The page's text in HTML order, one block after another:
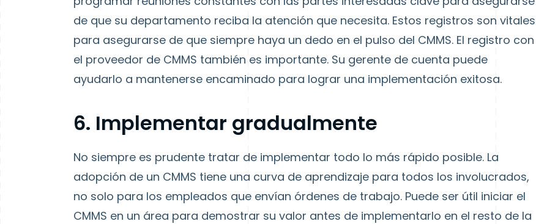
de que su departamento reciba la atención que necesita. Estos registros son vitales
para asegurarse de que siempre haya un dedo en el pulso del CMMS. El registro con
el proveedor de CMMS también es importante. Su gerente de cuenta puede
ayudarlo a mantenerse encaminado para lograr una implementación exitosa.
6. Implementar gradualmente
No siempre es prudente tratar de implementar todo lo más rápido posible. La
adopción de un CMMS tiene una curva de aprendizaje para todos los involucrados,
no solo para los empleados que envían órdenes de trabajo. Puede ser útil iniciar el
CMMS en un área para demostrar su valor antes de implementarlo en el resto de la